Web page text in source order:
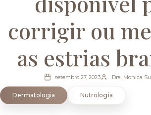
corrigir ou
as estrias
setembro 27, 2023 Dra. Monica
Dermatologia Nutrologia